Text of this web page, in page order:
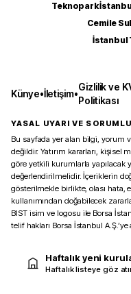
Teknopark
Cemile
İstanbul
Künye•İletişim•
Gizlilik ve
Politikası
YASAL UYARI VE
Bu sayfada yer alan bilgi, yorum
değildir. Yatırım kararları,
göre yetkili kurumlarla yapılacak
değerlendirilmelidir. İçeriklerin
gösterilmekle birlikte, olası hata,
kullanımından doğabilecek
BIST isim ve logosu ile Borsa
telif hakları Borsa İstanbul A.Ş.’ye
Haftalık yeni
Haftalık listeye göz